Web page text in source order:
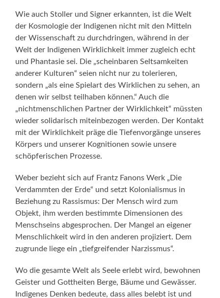
Wie auch Stoller und Signer erkannten, ist die Welt
der Kosmologie der Indigenen nicht mit den Mitteln
der Wissenschaft zu durchdringen, während in der
Welt der Indigenen Wirklichkeit immer zugleich echt
und Phantasie sei. Die „scheinbaren Seltsamkeiten
anderer Kulturen“ seien nicht nur zu tolerieren,
sondern „als eine Spielart des Wirklichen zu sehen, an
denen wir selbst teilhaben können.“ Auch die
„nichtmenschlichen Partner der Wirklichkeit“ müssten
wieder solidarisch miteinbezogen werden. Der Kontakt
mit der Wirklichkeit präge die Tiefenvorgänge unseres
Körpers und unserer Kognitionen sowie unsere
schöpferischen Prozesse.
Weber bezieht sich auf Frantz Fanons Werk „Die
Verdammten der Erde“ und setzt Kolonialismus in
Beziehung zu Rassismus: Der Mensch wird zum
Objekt, ihm werden bestimmte Dimensionen des
Menschseins abgesprochen. Der Mangel an eigener
Menschlichkeit wird in den anderen projiziert. Dem
zugrunde liege ein „tiefgreifender Narzissmus“.
Wo die gesamte Welt als Seele erlebt wird, bewohnen
Geister und Gottheiten Berge, Bäume und Gewässer.
Indigenes Denken bedeute, dass alles belebt ist und